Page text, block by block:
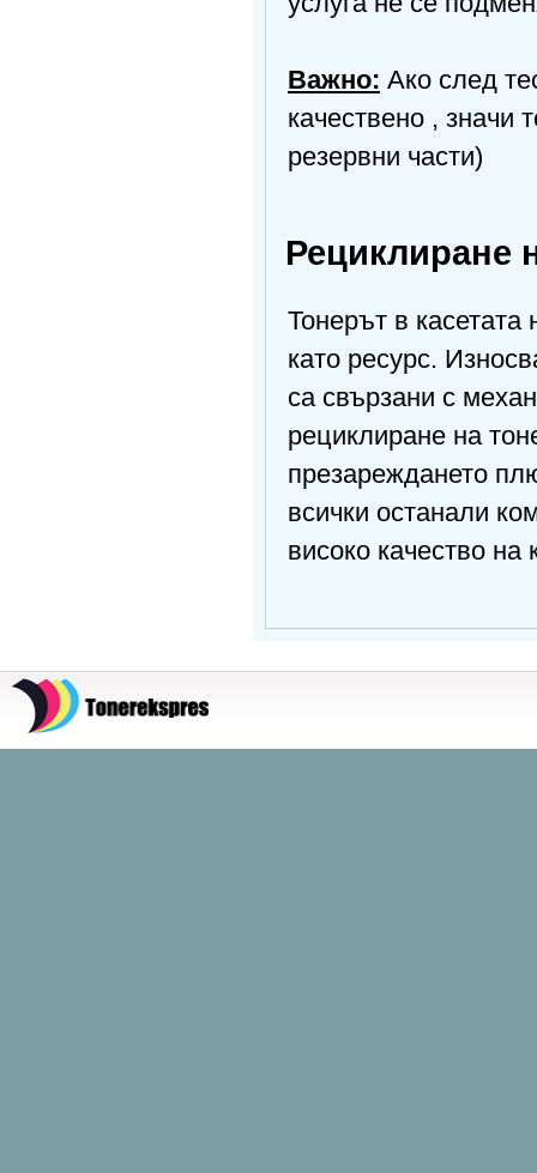
Важно: Ако след
качествено , значи
резервни части)
Рециклиране
Тонерът в
като ресурс.
са свързани с
рециклиране на
презареждането
всички останали
високо качество на